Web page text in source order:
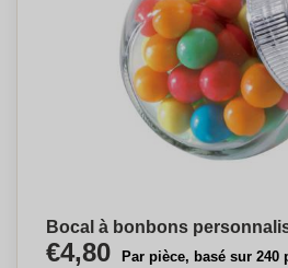
Bocal à bonbons
€4,80 Par pièce, basé sur 240